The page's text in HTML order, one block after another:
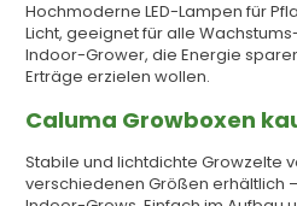
Hochmoderne LED-Lampen für
Licht, geeignet für alle
Indoor-Grower, die Energie
Erträge erzielen wollen.
Caluma Growboxen
Stabile und lichtdichte Growzelte
verschiedenen Größen erhältlich